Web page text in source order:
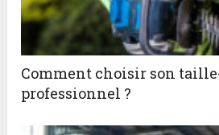
Comment choisir son
professionnel ?